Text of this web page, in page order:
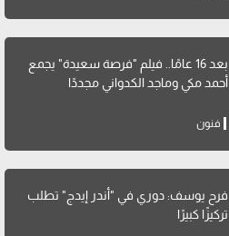
بعد 16 عامًا.. فيلم "فرصة سعيدة" يجمع
أحمد مكي وماجد الكدواني مجددًا
فنون
فرح يوسف: دوري في "أندر إيدج" تطلب
تركيزًا كبيرًا